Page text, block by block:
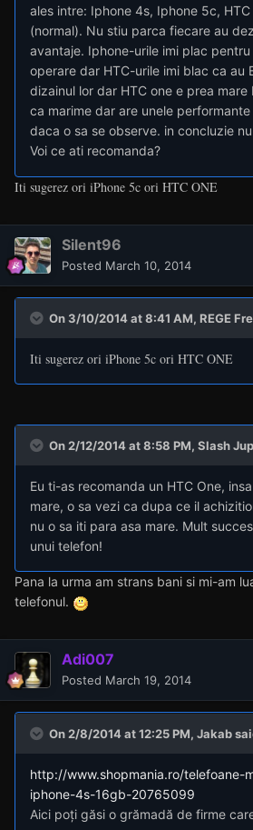
ales intre: Iphone 4s, Iphone 5c,
(normal). Nu stiu parca fiecare au
avantaje. Iphone-urile imi plac
operare dar HTC-urile imi blac ca au
dizainul lor dar HTC one e prea mare
ca marime dar are unele
daca o sa se observe. in concluzie
Voi ce ati recomanda?
Iti sugerez ori iPhone 5c ori HTC ONE
Silent96
Posted March 10, 2014
On 3/10/2014 at 8:41 AM, REGE
Iti sugerez ori iPhone 5c ori HTC ONE
On 2/12/2014 at 8:58 PM, Slash
Eu ti-as recomanda un HTC One,
mare, o sa vezi ca dupa ce il
nu o sa iti para asa mare. Mult
unui telefon!
Pana la urma am strans bani si mi-am
telefonul.
Adi007
Posted March 19, 2014
On 2/8/2014 at 12:25 PM, Jakab
http://www.shopmania.ro/telefoane-
iphone-4s-16gb-20765099
Aici poți găsi o grămadă de firme